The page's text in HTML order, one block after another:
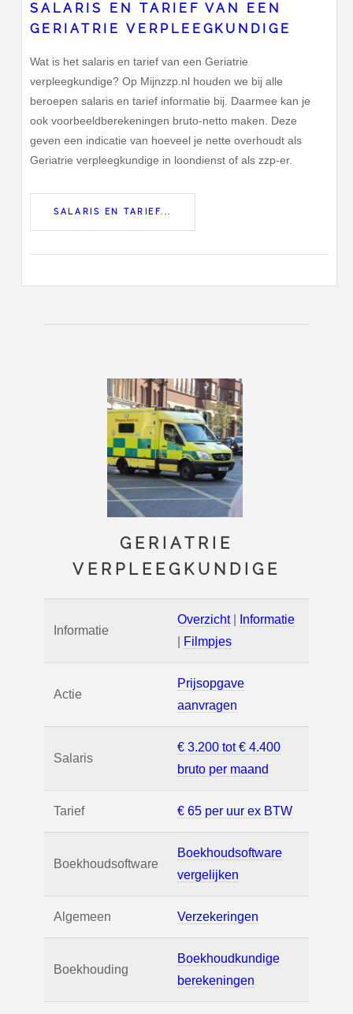
SALARIS EN TARIEF VAN EEN
GERIATRIE VERPLEEGKUNDIGE
Wat is het salaris en tarief van een Geriatrie
verpleegkundige? Op Mijnzzp.nl houden we bij alle
beroepen salaris en tarief informatie bij. Daarmee kan je
ook voorbeeldberekeningen bruto-netto maken. Deze
geven een indicatie van hoeveel je nette overhoudt als
Geriatrie verpleegkundige in loondienst of als zzp-er.
SALARIS EN TARIEF...
GERIATRIE
VERPLEEGKUNDIGE
Informatie
Overzicht|
Informatie
Filmpjes
Actie
Prijsopgave
aanvragen
Salaris
€ 3.200 tot € 4.400
bruto per maand
Tarief € 65 per uur ex BTW
Boekhoudsoftware
Boekhoudsoftware
vergelijken
Algemeen Verzekeringen
Boekhouding
Boekhoudkundige
berekeningen